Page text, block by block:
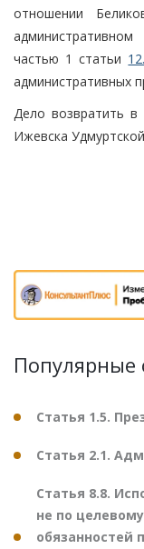
отношении
частью 1 статьи
административных
Дело возвратить в
Ижевска
Популярные
Статья 1.5.
Статья 2.1.
Статья 8.8.
не по
обязанностей